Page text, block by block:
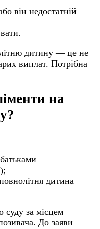
він недостатній
дитину — це не
виплат. Потрібна
на
дитина
суду за місцем
До заяви